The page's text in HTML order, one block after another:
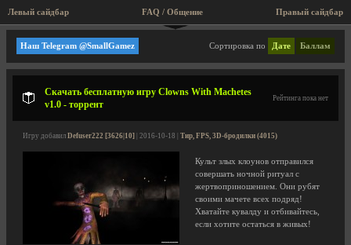
Левый сайдбар Правый сайдбар
FAQ / Общение
Тир, FPS, 3D-бродилки
Сортировка по Дате Баллам
Наш Telegram @SmallGamez
Скачать бесплатную игру Clowns With Machetes
v1.0 - торрент
Рейтинга пока нет
Игру добавил Defuser222 [3626|10] | 2016-10-18 | Тир, FPS, 3D-бродилки (4015)
Культ злых клоунов отправился
совершать ночной ритуал с
жертвоприношением. Они рубят
своими мачете всех подряд!
Хватайте кувалду и отбивайтесь,
если хотите остаться в живых!